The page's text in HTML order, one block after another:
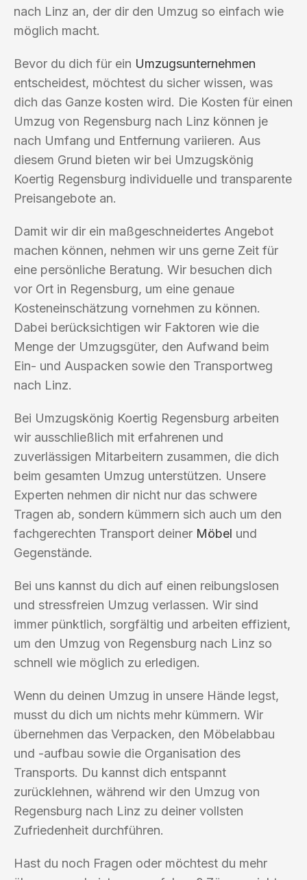
nach Linz an, der dir den Umzug so einfach wie
möglich macht.
Bevor du dich für ein Umzugsunternehmen
entscheidest, möchtest du sicher wissen, was
dich das Ganze kosten wird. Die Kosten für einen
Umzug von Regensburg nach Linz können je
nach Umfang und Entfernung variieren. Aus
diesem Grund bieten wir bei Umzugskönig
Koertig Regensburg individuelle und transparente
Preisangebote an.
Damit wir dir ein maßgeschneidertes Angebot
machen können, nehmen wir uns gerne Zeit für
eine persönliche Beratung. Wir besuchen dich
vor Ort in Regensburg, um eine genaue
Kosteneinschätzung vornehmen zu können.
Dabei berücksichtigen wir Faktoren wie die
Menge der Umzugsgüter, den Aufwand beim
Ein- und Auspacken sowie den Transportweg
nach Linz.
Bei Umzugskönig Koertig Regensburg arbeiten
wir ausschließlich mit erfahrenen und
zuverlässigen Mitarbeitern zusammen, die dich
beim gesamten Umzug unterstützen. Unsere
Experten nehmen dir nicht nur das schwere
Tragen ab, sondern kümmern sich auch um den
fachgerechten Transport deiner Möbel und
Gegenstände.
Bei uns kannst du dich auf einen reibungslosen
und stressfreien Umzug verlassen. Wir sind
immer pünktlich, sorgfältig und arbeiten effizient,
um den Umzug von Regensburg nach Linz so
schnell wie möglich zu erledigen.
Wenn du deinen Umzug in unsere Hände legst,
musst du dich um nichts mehr kümmern. Wir
übernehmen das Verpacken, den Möbelabbau
und -aufbau sowie die Organisation des
Transports. Du kannst dich entspannt
zurücklehnen, während wir den Umzug von
Regensburg nach Linz zu deiner vollsten
Zufriedenheit durchführen.
Hast du noch Fragen oder möchtest du mehr